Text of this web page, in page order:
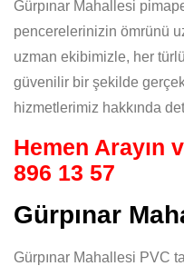
Gürpınar Mahallesi
pencerelerinizin ömrünü
uzman ekibimizle, her
güvenilir bir şekilde
hizmetlerimiz hakkında
Hemen Arayın
896 13 57
Gürpınar
Gürpınar Mahallesi PVC